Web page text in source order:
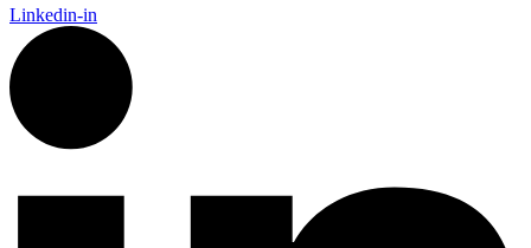
Linkedin-in